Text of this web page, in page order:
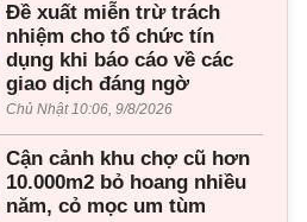
Đề xuất miễn trừ trách
nhiệm cho tổ chức tín
dụng khi báo cáo về các
giao dịch đáng ngờ
Chủ Nhật 10:06, 9/8/2026
Cận cảnh khu chợ cũ hơn
10.000m2 bỏ hoang nhiều
năm, cỏ mọc um tùm